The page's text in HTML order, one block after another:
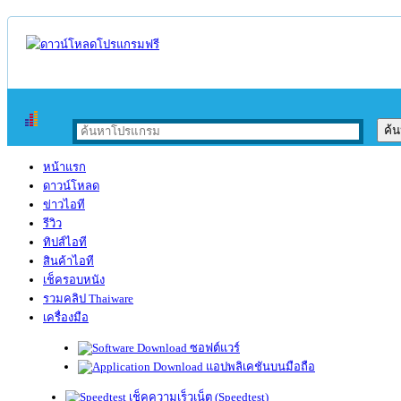
หน้าแรก
ดาวน์โหลด
ข่าวไอที
รีวิว
ทิปส์ไอที
สินค้าไอที
เช็ครอบหนัง
รวมคลิป Thaiware
เครื่องมือ
ซอฟต์แวร์
แอปพลิเคชันบนมือถือ
เช็คความเร็วเน็ต (Speedtest)